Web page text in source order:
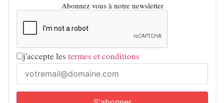
Abonnez vous à notre newsletter
j'accepte les termes et conditions